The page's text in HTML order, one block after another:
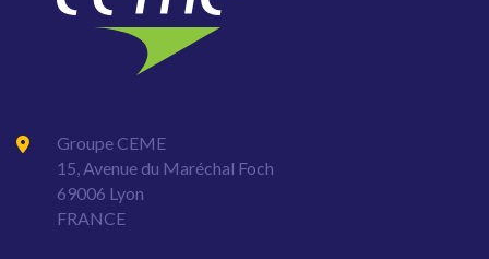
Groupe CEME
15, Avenue du Maréchal Foch
69006 Lyon
FRANCE